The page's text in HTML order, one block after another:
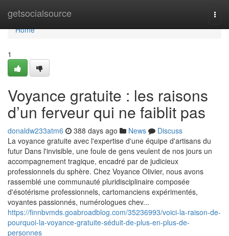
getsocialsource
Home
Home
1
Voyance gratuite : les raisons
d’un ferveur qui ne faiblit pas
donaldw233atm6 388 days ago News
Discuss
La voyance gratuite avec l'expertise d'une équipe d'artisans du
futur Dans l'invisible, une foule de gens veulent de nos jours un
accompagnement tragique, encadré par de judicieux
professionnels du sphère. Chez Voyance Olivier, nous avons
rassemblé une communauté pluridisciplinaire composée
d'ésotérisme professionnels, cartomanciens expérimentés,
voyantes passionnés, numérologues chev...
https://finnbvmds.goabroadblog.com/35236993/voici-la-raison-de-
pourquoi-la-voyance-gratuite-séduit-de-plus-en-plus-de-
personnes